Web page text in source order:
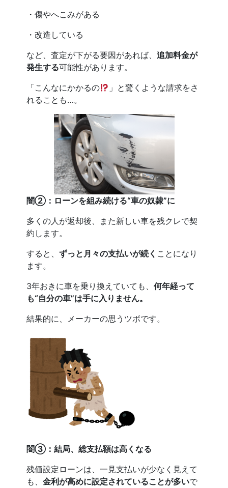
・傷やへこみがある
・改造している
など、査定が下がる要因があれば、 追加料金が
発生する可能性があります。
「こんなにかかるの
」と驚くような請求をさ
れることも…。
闇②：ローンを組み続ける“車の奴隷”に
多くの人が返却後、また新しい車を残クレで契
約します。
すると、 ずっと月々の支払いが続く ことになり
ます。
3年おきに車を乗り換えていても、 何年経って
も“自分の車”は手に入りません。
結果的に、メーカーの思うツボです。
闇③：結局、総支払額は高くなる
残価設定ローンは、一見支払いが少なく見えて
も、 金利が高めに設定されていることが多いで